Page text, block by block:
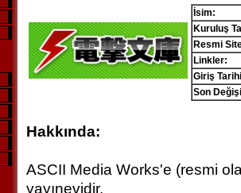
İsim:
Kuruluş
Resmi
Linkler:
Giriş
Son
Hakkında:
ASCII Media Works'e (resmi
yayınevidir.